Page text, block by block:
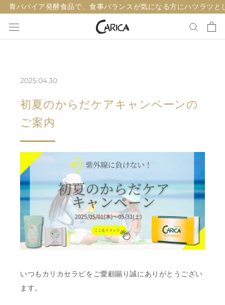
青パパイア発酵食品で、食事バランスが気になる方にハツラツと
2025.04.30
初夏のからだケアキャンペーンの
ご案内
いつもカリカセラピをご愛顧賜り誠にありがとうござい
ます。